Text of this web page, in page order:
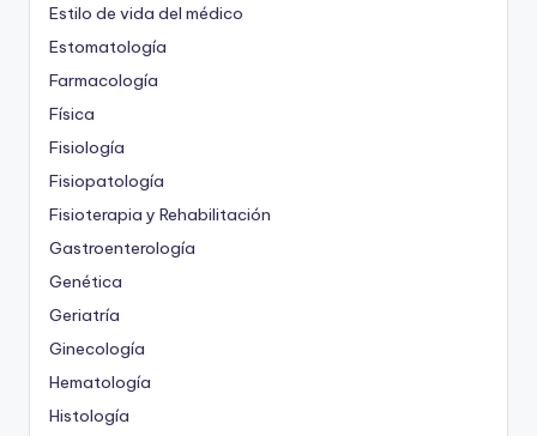
Estilo de vida del médico
Estomatología
Farmacología
Física
Fisiología
Fisiopatología
Fisioterapia y Rehabilitación
Gastroenterología
Genética
Geriatría
Ginecología
Hematología
Histología